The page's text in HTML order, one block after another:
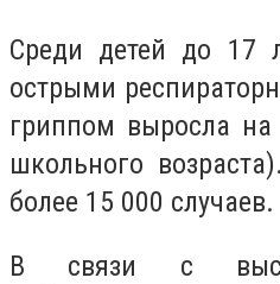
Среди детей до 17
острыми
гриппом выросла на
школьного
более 15 000 случаев.
В связи с